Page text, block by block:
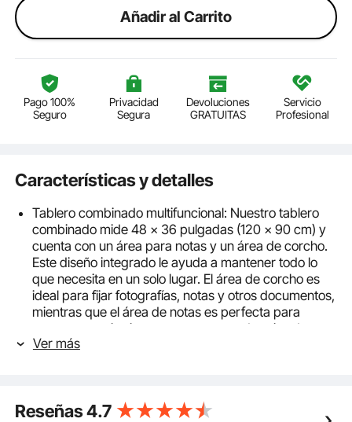
Añadir al Carrito
Pago 100%
Seguro
Privacidad
Segura
Devoluciones
GRATUITAS
Servicio
Profesional
Características y detalles
Tablero combinado multifuncional: Nuestro tablero
combinado mide 48 x 36 pulgadas (120 x 90 cm) y
cuenta con un área para notas y un área de corcho.
Este diseño integrado le ayuda a mantener todo lo
que necesita en un solo lugar. El área de corcho es
ideal para fijar fotografías, notas y otros documentos,
mientras que el área de notas es perfecta para
anotar mensajes importantes y recordatorios de
trabajo.
borrado en seco. La superficie de corcho está
Ver más
Reseñas4.7